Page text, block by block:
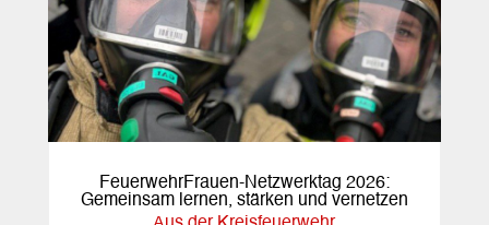
FeuerwehrFrauen-Netzwerktag 2026:
Gemeinsam lernen, stärken und vernetzen